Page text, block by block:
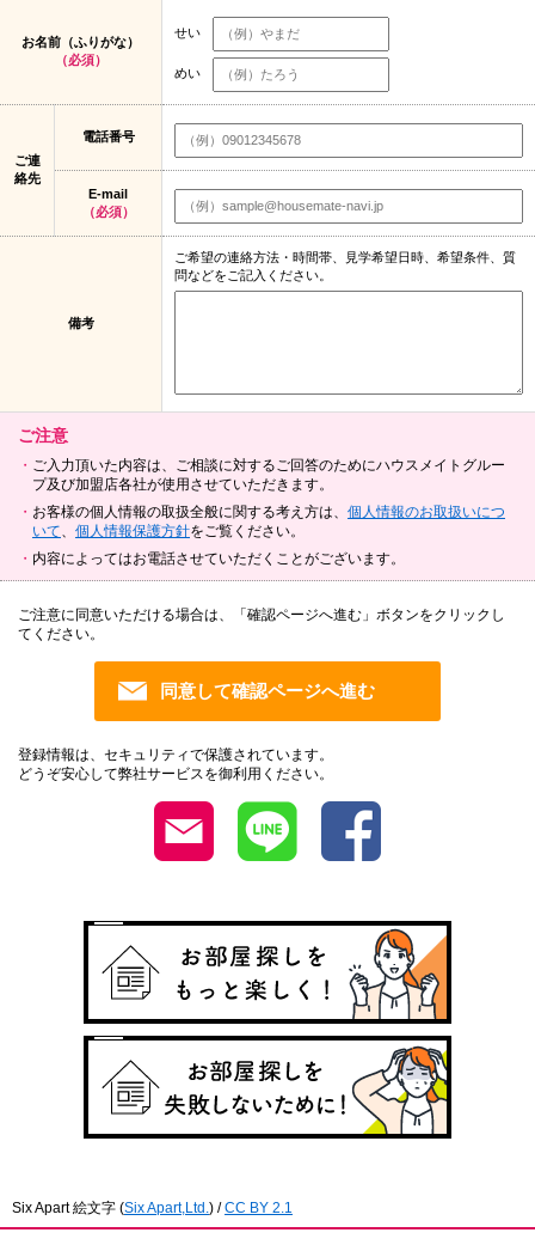
お名前（ふりがな）
（必須）
せい
めい
ご連
絡先
電話番号
E-mail
（必須）
備考
ご希望の連絡方法・時間帯、見学希望日時、希望条件、質
問などをご記入ください。
ご注意
ご入力頂いた内容は、ご相談に対するご回答のためにハウスメイトグルー
プ及び加盟店各社が使用させていただきます。
お客様の個人情報の取扱全般に関する考え方は、 個人情報のお取扱いにつ
いて
個人情報保護方針をご覧ください。
内容によってはお電話させていただくことがございます。
ご注意に同意いただける場合は、「確認ページへ進む」ボタンをクリックし
てください。
登録情報は、セキュリティで保護されています。
どうぞ安心して弊社サービスを御利用ください。
Six Apart 絵文字 (Six Apart,Ltd. ) /CC BY 2.1